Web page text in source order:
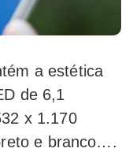
de 6,1
x 1.170
e branco….